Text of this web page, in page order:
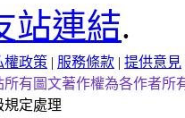
站連結.
權政策 | 服務條款 | 提供意見
所有圖文著作權為各作者所
規定處理